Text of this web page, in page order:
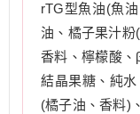
rTG型魚油(魚
油、橘子果汁粉
香料、檸檬酸、
結晶果糖、純
(橘子油、香料)